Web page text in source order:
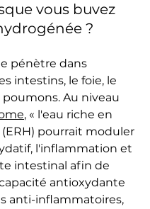
vous buvez
?
pénètre dans
intestins, le foie, le
Au niveau
, « l'eau riche en
pourrait moduler
l'inflammation et
intestinal afin de
antioxydante
anti-inflammatoires,